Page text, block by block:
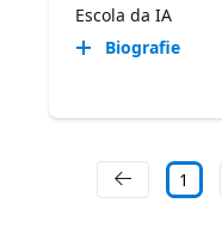
Escola da IA
Biografie
1